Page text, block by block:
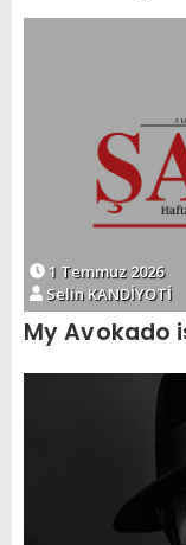
1 Temmuz 2026
Selin KANDİYOTİ
My Avokado